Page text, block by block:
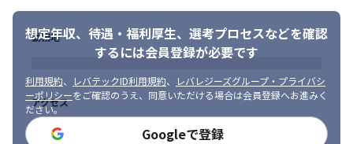
・ご自身のアイディアや工夫を自社サービスに提案し、形にでき
る環境です
・単に作るのではなく、価値を提供することを大切にしています
・上流から下流まで、さまざまな工程の経験を積める環境です
・「まだここにない価値」を共に生み出せる方
想定年収、待遇・福利厚生、 選考プロセスなどを確認
するには会員登録が必要です
利用規約、 レバテックID利用規約、
レバレジーズグループ・プライバシ
ーポリシーをご確認のうえ、同意いただける場合は会員登録へお進みく
ださい。
Googleで登録
勤務地
アクセス